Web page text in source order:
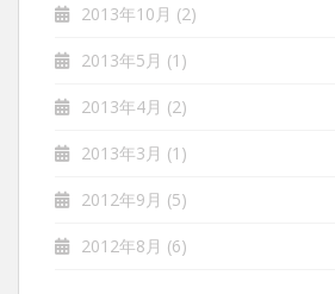
2013年10月 (2)
2013年5月 (1)
2013年4月 (2)
2013年3月 (1)
2012年9月 (5)
2012年8月 (6)